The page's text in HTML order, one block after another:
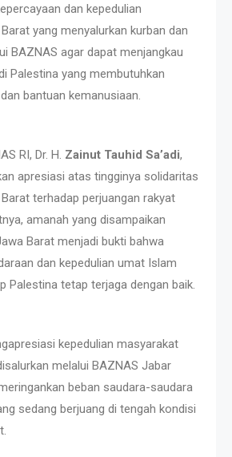
dan kepedulian
yang menyalurkan kurban dan
BAZNAS agar dapat menjangkau
Palestina yang membutuhkan
bantuan kemanusiaan.
RI, Dr. H. Zainut Tauhid Sa’adi,
apresiasi atas tingginya solidaritas
terhadap perjuangan rakyat
amanah yang disampaikan
Barat menjadi bukti bahwa
dan kepedulian umat Islam
Palestina tetap terjaga dengan baik.
kepedulian masyarakat
melalui BAZNAS Jabar
beban saudara-saudara
sedang berjuang di tengah kondisi